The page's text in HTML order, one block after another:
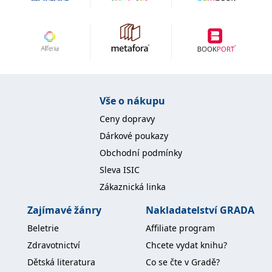
Vše o nákupu
Ceny dopravy
Dárkové poukazy
Obchodní podmínky
Sleva ISIC
Zákaznická linka
Zajímavé žánry
Beletrie
Zdravotnictví
Dětská literatura
Nakladatelství GRADA
Affiliate program
Chcete vydat knihu?
Co se čte v Gradě?
Doubleclick a provádí
informace o tom, jak
koncový uživatel používá
.adform.net 2 měsíce
a shromažďuje údaje o